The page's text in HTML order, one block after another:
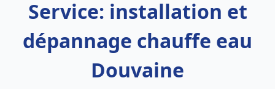
Service: installation et
dépannage chauffe eau
Douvaine